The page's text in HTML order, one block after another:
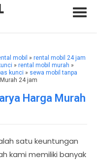
mobil » rental mobil 24 jam
» rental mobil murah »
kunci » sewa mobil tanpa
24 jam
Harga Murah
satu keuntungan
kami memiliki banyak